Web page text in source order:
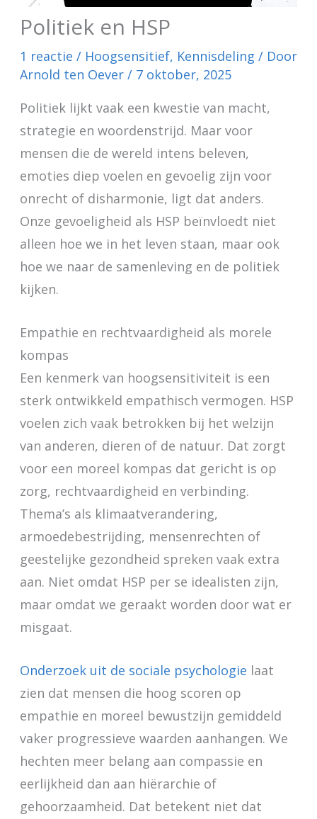
Politiek en HSP
1 reactie / Hoogsensitief, Kennisdeling / Door
Arnold ten Oever / 7 oktober, 2025
Politiek lijkt vaak een kwestie van macht,
strategie en woordenstrijd. Maar voor
mensen die de wereld intens beleven,
emoties diep voelen en gevoelig zijn voor
onrecht of disharmonie, ligt dat anders.
Onze gevoeligheid als HSP beïnvloedt niet
alleen hoe we in het leven staan, maar ook
hoe we naar de samenleving en de politiek
kijken.
Empathie en rechtvaardigheid als morele
kompas
Een kenmerk van hoogsensitiviteit is een
sterk ontwikkeld empathisch vermogen. HSP
voelen zich vaak betrokken bij het welzijn
van anderen, dieren of de natuur. Dat zorgt
voor een moreel kompas dat gericht is op
zorg, rechtvaardigheid en verbinding.
Thema’s als klimaatverandering,
armoedebestrijding, mensenrechten of
geestelijke gezondheid spreken vaak extra
aan. Niet omdat HSP per se idealisten zijn,
maar omdat we geraakt worden door wat er
misgaat.
Onderzoek uit de sociale psychologie laat
zien dat mensen die hoog scoren op
empathie en moreel bewustzijn gemiddeld
vaker progressieve waarden aanhangen. We
hechten meer belang aan compassie en
eerlijkheid dan aan hiërarchie of
gehoorzaamheid. Dat betekent niet dat